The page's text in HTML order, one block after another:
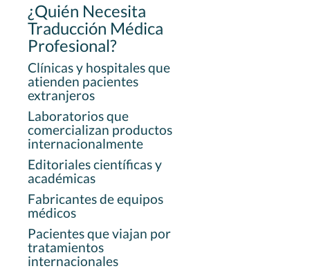
¿Quién Necesita
Traducción Médica
Profesional?
Clínicas y hospitales que
atienden pacientes
extranjeros
Laboratorios que
comercializan productos
internacionalmente
Editoriales científicas y
académicas
Fabricantes de equipos
médicos
Pacientes que viajan por
tratamientos
internacionales